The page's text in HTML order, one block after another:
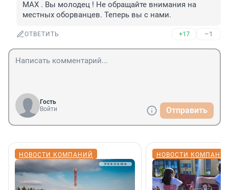
МАХ . Вы молодец ! Не обращайте внимания на
местных оборванцев. Теперь вы с нами.
ОТВЕТИТЬ +17 –1
Гость
Войти
Отправить
НОВОСТИ КОМПАНИЙ НОВОСТИ